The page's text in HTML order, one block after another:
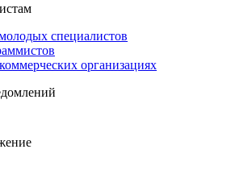
специалистов
организациях